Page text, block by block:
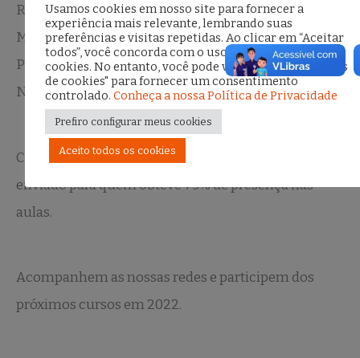
Rafaela Ferreira Gonçalves da Silva, Aline Ramos
Moreira, Cristiane de J. O. Silva, Laura Selvati do
Patrocinio, Justiniano Manoel Veríssimo Ferreira
Neto, Rayssa Karoline Da Costa Pereira.
Conforme divulgado na inscrição, o certificado foi
enviado para quem obteve 75% de presença nas
aulas.
Acompanhem as nossas redes e participem dos
próximos cursos em 2022.
Usamos cookies em nosso site para fornecer a
experiência mais relevante, lembrando suas
preferências e visitas repetidas. Ao clicar em “Aceitar
todos”, você concorda com o uso de TODOS os
cookies. No entanto, você pode visitar "Configurações
de cookies" para fornecer um consentimento
controlado. Conheça a nossa Política de Privacidade
Prefiro configurar meus cookies
Aceito todos os cookies